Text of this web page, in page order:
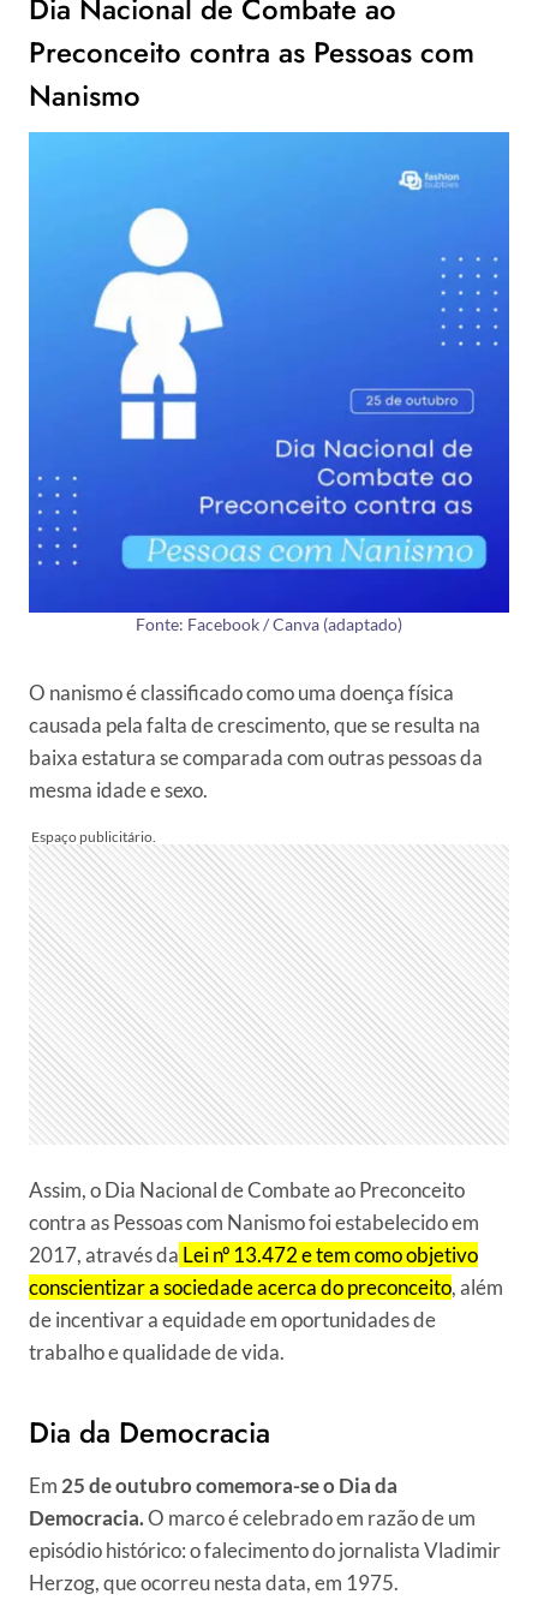
Dia Nacional de Combate ao
Preconceito contra as Pessoas com
Nanismo
Fonte: Facebook / Canva (adaptado)
O nanismo é classificado como uma doença física
causada pela falta de crescimento, que se resulta na
baixa estatura se comparada com outras pessoas da
mesma idade e sexo.
Assim, o Dia Nacional de Combate ao Preconceito
contra as Pessoas com Nanismo foi estabelecido em
2017, através da Lei nº 13.472 e tem como objetivo
conscientizar a sociedade acerca do preconceito, além
de incentivar a equidade em oportunidades de
trabalho e qualidade de vida.
Dia da Democracia
Em25 de outubro comemora-se o Dia da
Democracia.O marco é celebrado em razão de um
episódio histórico: o falecimento do jornalista Vladimir
Herzog, que ocorreu nesta data, em 1975.